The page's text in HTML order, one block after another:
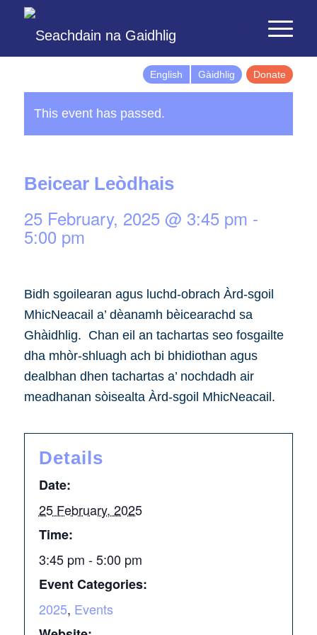
English Gàidhlig Donate
This event has passed.
Beicear Leòdhais
25 February, 2025 @ 3:45 pm -
5:00 pm
Bidh sgoilearan agus luchd-obrach Àrd-sgoil
MhicNeacail a’ dèanamh bèicearachd sa
Ghàidhlig. Chan eil an tachartas seo fosgailte
dha mhòr-shluagh ach bi bhidiothan agus
dealbhan dhen tachartas a’ nochdadh air
meadhanan sòisealta Àrd-sgoil MhicNeacail.
Details
Date:
25 February, 2025
Time:
3:45 pm - 5:00 pm
Event Categories:
2025, Events